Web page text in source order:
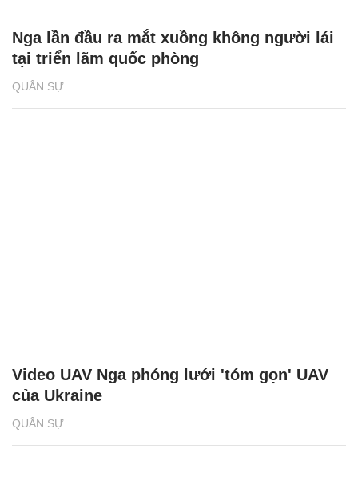
QUÂN SỰ
Nga lần đầu ra mắt xuồng không người lái
tại triển lãm quốc phòng
QUÂN SỰ
Video UAV Nga phóng lưới 'tóm gọn' UAV
của Ukraine